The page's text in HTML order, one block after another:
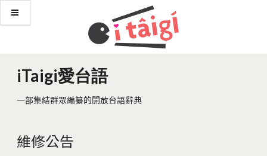
iTaigi愛台語
一部集結群眾編纂的開放台語辭典
維修公告